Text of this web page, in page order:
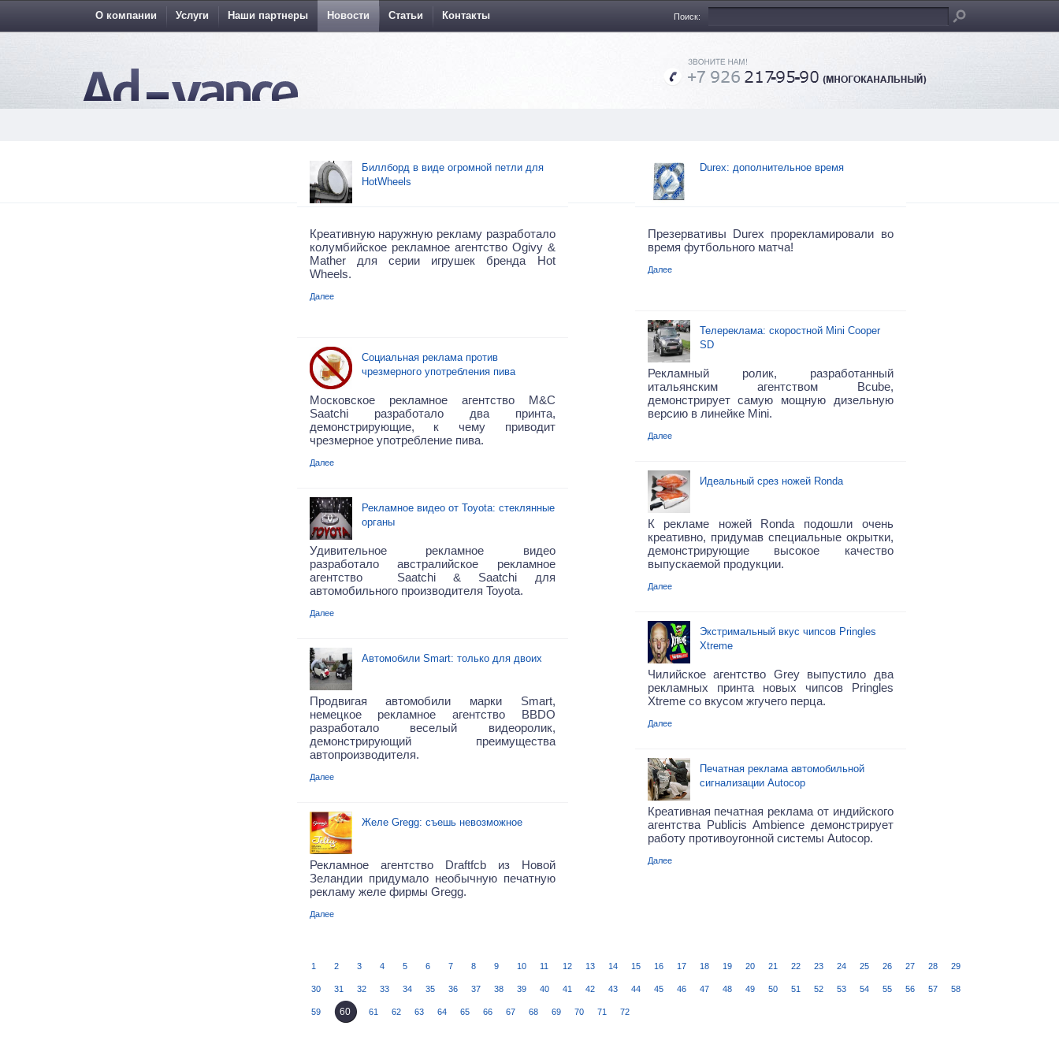
О компании Услуги Наши партнеры Новости Статьи Контакты Поиск:
Биллборд в виде огромной петли для
HotWheels
Креативную наружную рекламу разработало
колумбийское рекламное агентство Ogivy &
Mather для серии игрушек бренда Hot
Wheels.
Далее
Социальная реклама против
чрезмерного употребления пива
Московское рекламное агентство M&C
Saatchi разработало два принта,
демонстрирующие, к чему приводит
чрезмерное употребление пива.
Далее
Рекламное видео от Toyota: стеклянные
органы
Удивительное рекламное видео
разработало австралийское рекламное
агентство Saatchi & Saatchi для
автомобильного производителя Toyota.
Далее
Автомобили Smart: только для двоих
Продвигая автомобили марки Smart,
немецкое рекламное агентство BBDO
разработало веселый видеоролик,
демонстрирующий преимущества
автопроизводителя.
Далее
Желе Gregg: съешь невозможное
Рекламное агентство Draftfcb из Новой
Зеландии придумало необычную печатную
рекламу желе фирмы Gregg.
Далее
Durex: дополнительное время
Презервативы Durex прорекламировали во
время футбольного матча!
Далее
Телереклама: скоростной Mini Cooper
SD
Рекламный ролик, разработанный
итальянским агентством Bcube,
демонстрирует самую мощную дизельную
версию в линейке Mini.
Далее
Идеальный срез ножей Ronda
К рекламе ножей Ronda подошли очень
креативно, придумав специальные окрытки,
демонстрирующие высокое качество
выпускаемой продукции.
Далее
Экстримальный вкус чипсов Pringles
Xtreme
Чилийское агентство Grey выпустило два
рекламных принта новых чипсов Pringles
Xtreme со вкусом жгучего перца.
Далее
Печатная реклама автомобильной
сигнализации Autocop
Креативная печатная реклама от индийского
агентства Publicis Ambience демонстрирует
работу противоугонной системы Autocop.
Далее
1 2 3 4 5 6 7 8 9 10 11 12 13 14 15 16 17 18 19 20 21 22 23 24 25 26 27 28 29
30 31 32 33 34 35 36 37 38 39 40 41 42 43 44 45 46 47 48 49 50 51 52 53 54 55 56 57 58
59 60 61 62 63 64 65 66 67 68 69 70 71 72